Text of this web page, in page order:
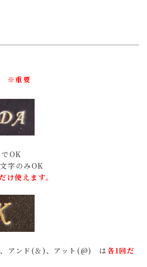
※重要
でOK
字のみOK
け使えます。
、アンド(＆)、アット(@) は各1回だ